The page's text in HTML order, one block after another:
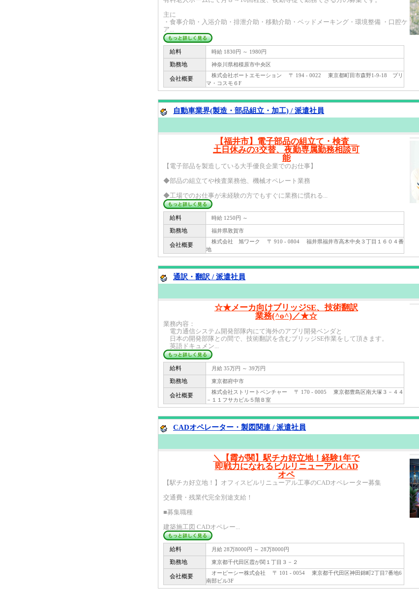
主に
・食事介助・入浴介助・排泄介助・移動介助・ベッドメーキング・環境整備 ・口腔ケ
ア...
給料 時給 1830円 ～ 1980円
勤務地 神奈川県相模原市中央区
会社概要
株式会社ポートエモーション 〒 194 - 0022 東京都町田市森野1-9-18 プリ
マ・コスモ６F
自動車業界(製造・部品組立・加工) / 派遣社員
【福井市】電子部品の組立て・検査
土日休みの3交替、夜勤専属勤務相談可
能
【電子部品を製造している大手優良企業でのお仕事】
◆部品の組立てや検査業務他、機械オペレート業務
◆工場でのお仕事が未経験の方でもすぐに業務に慣れる...
給料 時給 1250円 ～
勤務地 福井県敦賀市
会社概要
株式会社 旭ワーク 〒 910 - 0804 福井県福井市高木中央３丁目１６０４番
地
通訳・翻訳 / 派遣社員
☆★メーカ向けブリッジSE、技術翻訳
業務(^o^)／★☆
業務内容：
電力通信システム開発部隊内にて海外のアプリ開発ベンダと
日本の開発部隊との間で、技術翻訳を含むブリッジSE作業をして頂きます。
英語ドキュメン...
給料 月給 35万円 ～ 39万円
勤務地 東京都府中市
会社概要
株式会社ストリートベンチャー 〒 170 - 0005 東京都豊島区南大塚３－４４
－１１フサカビル５階Ｂ室
CADオペレーター・製図関連 / 派遣社員
＼【霞が関】駅チカ好立地！経験1年で
即戦力になれるビルリニューアルCAD
オペ
【駅チカ好立地！】オフィスビルリニューアル工事のCADオペレーター募集
交通費・残業代完全別途支給！
■募集職種
建築施工図 CADオペレー...
給料 月給 28万8000円 ～ 28万8000円
勤務地 東京都千代田区霞が関１丁目３－２
会社概要
オーピーシー株式会社 〒 101 - 0054 東京都千代田区神田錦町2丁目7番地6
南部ビル3F